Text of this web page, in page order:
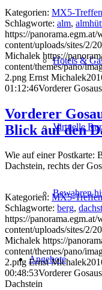
Hotels &
Virtuelle
Bewahren
Angebote
Kategorien: MX5-
Schlagworte: alm,
https://panorama.egm.at/
content/uploads/sites/2/
Michalek https://
content/themes/pano/
2.png Ernst Michalek
01:12:46Vorderer
Vorderer
Blick auf den
Wie auf einer Postkarte:
Dachstein, rechts der
Kategorien: MX5-
Schlagworte: berg,
https://panorama.egm.at/
content/uploads/sites/2/
Michalek https://
content/themes/pano/
2.png Ernst Michalek
00:48:53Vorderer
Dachstein